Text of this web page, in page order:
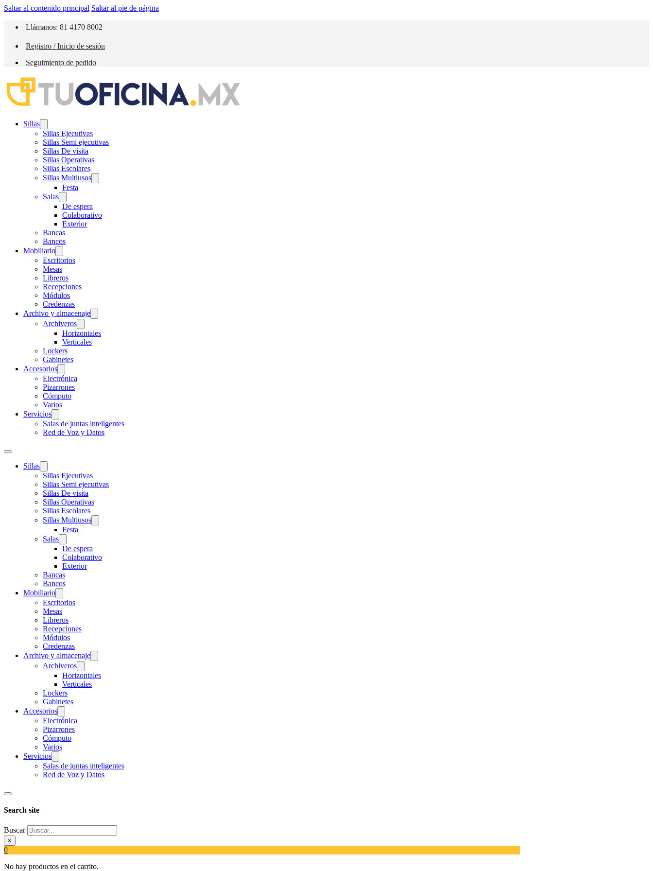
Saltar al contenido principal Saltar al pie de página
Llámanos: 81 4170 8002
Registro / Inicio de sesión
Seguimiento de pedido
Sillas
Sillas Ejecutivas
Sillas Semi ejecutivas
Sillas De visita
Sillas Operativas
Sillas Escolares
Sillas Multiusos
Festa
Salas
De espera
Colaborativo
Exterior
Bancas
Bancos
Mobiliario
Escritorios
Mesas
Libreros
Recepciones
Módulos
Credenzas
Archivo y almacenaje
Archiveros
Horizontales
Verticales
Lockers
Gabinetes
Accesorios
Electrónica
Pizarrones
Cómputo
Varios
Servicios
Salas de juntas inteligentes
Red de Voz y Datos
Sillas
Sillas Ejecutivas
Sillas Semi ejecutivas
Sillas De visita
Sillas Operativas
Sillas Escolares
Sillas Multiusos
Festa
Salas
De espera
Colaborativo
Exterior
Bancas
Bancos
Mobiliario
Escritorios
Mesas
Libreros
Recepciones
Módulos
Credenzas
Archivo y almacenaje
Archiveros
Horizontales
Verticales
Lockers
Gabinetes
Accesorios
Electrónica
Pizarrones
Cómputo
Varios
Servicios
Salas de juntas inteligentes
Red de Voz y Datos
Search site
Buscar
×
0
No hay productos en el carrito.